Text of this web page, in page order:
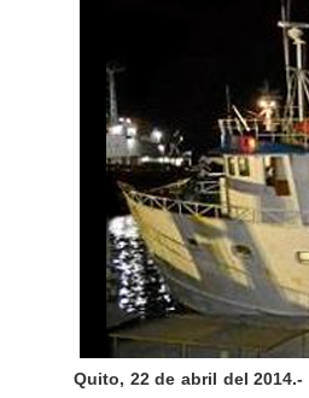
Quito, 22 de abril del 2014.-